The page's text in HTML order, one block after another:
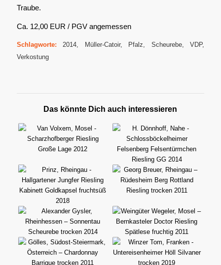
Traube.
Ca. 12,00 EUR / PGV angemessen
Schlagworte: 2014, Müller-Catoir, Pfalz, Scheurebe,VDP,
Verkostung
Das könnte Dich auch interessieren